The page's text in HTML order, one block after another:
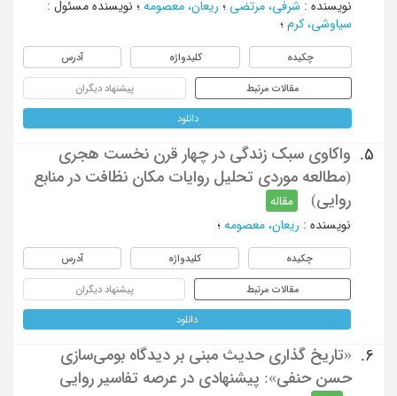
نویسنده : شرفی، مرتضی ؛ ریعان، معصومه ؛ نویسنده مسئول :
سیاوشی، کرم ؛
چکیده کلیدواژه آدرس
مقالات مرتبط پیشنهاد دیگران
دانلود
5.
واکاوی سبک زندگی در چهار قرن نخست هجری
(مطالعه موردی تحلیل روایات مکان نظافت در منابع
روایی)
مقاله
نویسنده : ریعان، معصومه ؛
چکیده کلیدواژه آدرس
مقالات مرتبط پیشنهاد دیگران
دانلود
6.
«تاریخ ‌گذاری حدیث مبنی بر دیدگاه بومی‌سازی
حسن حنفی»: پیشنهادی در عرصه تفاسیر روایی